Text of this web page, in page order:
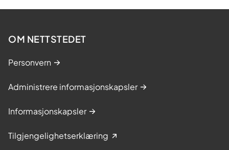
OM NETTSTEDET
Personvern
Administrere informasjonskapsler
Informasjonskapsler
Tilgjengelighetserklæring